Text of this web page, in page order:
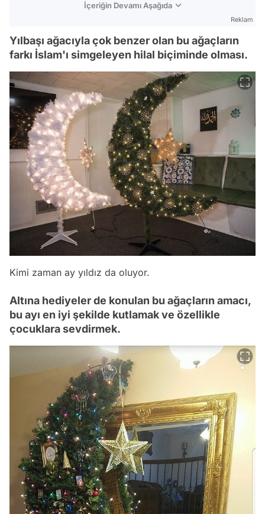
İçeriğin Devamı Aşağıda
Reklam
Yılbaşı ağacıyla çok benzer olan bu ağaçların
farkı İslam'ı simgeleyen hilal biçiminde olması.
Kimi zaman ay yıldız da oluyor.
Altına hediyeler de konulan bu ağaçların amacı,
bu ayı en iyi şekilde kutlamak ve özellikle
çocuklara sevdirmek.